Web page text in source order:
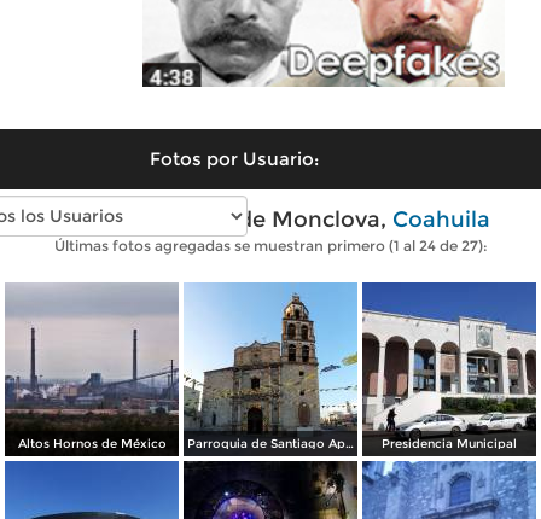
Fotos por Usuario:
Fotos modernas de Monclova, Coahuila
Últimas fotos agregadas se muestran primero (1 al 24 de 27):
Altos Hornos de México Parroquia de Santiago Apóstol Presidencia Municipal